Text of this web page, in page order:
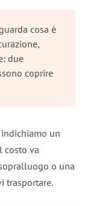
cosa è
due
coprire
un
costo va
o una
trasportare.